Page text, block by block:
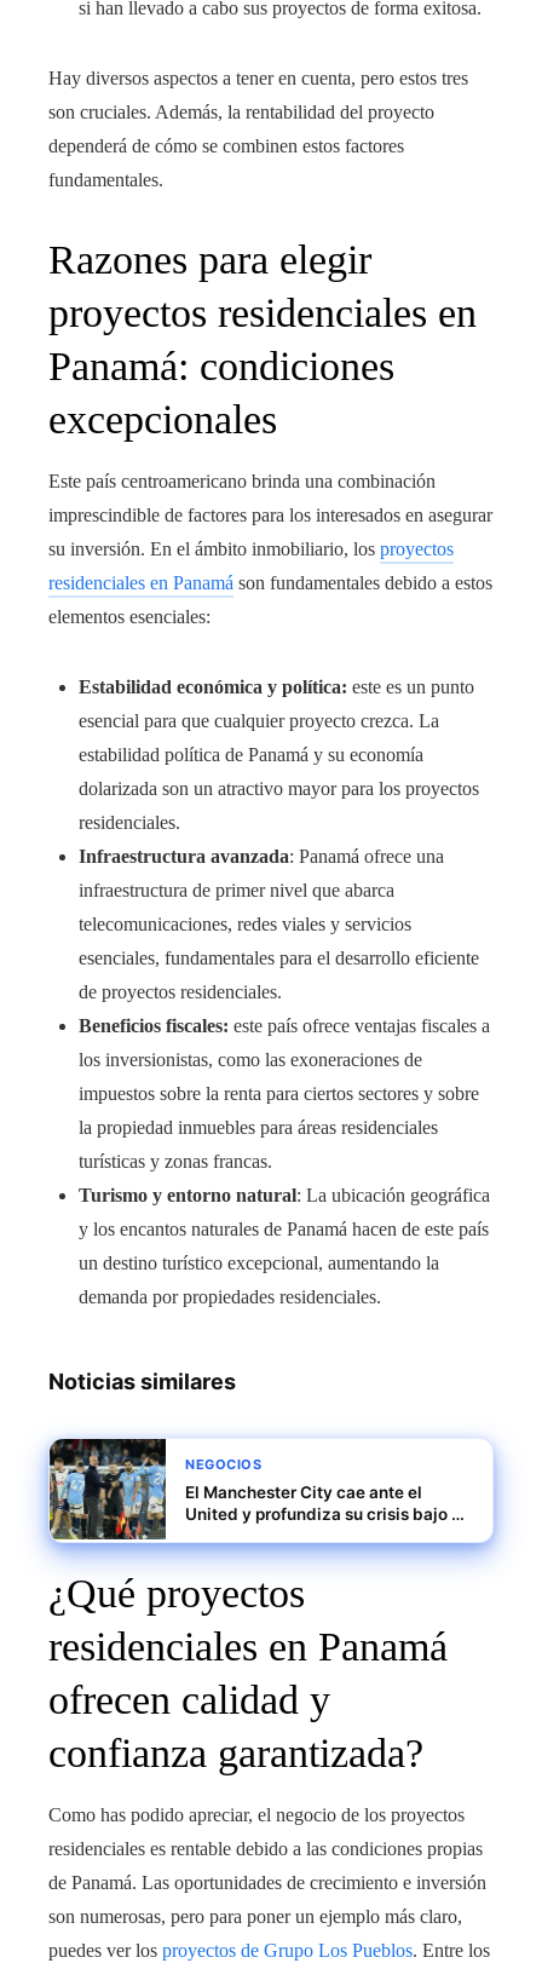
si han llevado a cabo sus proyectos de forma exitosa.
Hay diversos aspectos a tener en cuenta, pero estos tres
son cruciales. Además, la rentabilidad del proyecto
dependerá de cómo se combinen estos factores
fundamentales.
Razones para elegir
proyectos residenciales en
Panamá: condiciones
excepcionales
Este país centroamericano brinda una combinación
imprescindible de factores para los interesados en asegurar
su inversión. En el ámbito inmobiliario, los proyectos
residenciales en Panamá son fundamentales debido a estos
elementos esenciales:
Estabilidad económica y política: este es un punto
esencial para que cualquier proyecto crezca. La
estabilidad política de Panamá y su economía
dolarizada son un atractivo mayor para los proyectos
residenciales.
Infraestructura avanzada: Panamá ofrece una
infraestructura de primer nivel que abarca
telecomunicaciones, redes viales y servicios
esenciales, fundamentales para el desarrollo eficiente
de proyectos residenciales.
Beneficios fiscales: este país ofrece ventajas fiscales a
los inversionistas, como las exoneraciones de
impuestos sobre la renta para ciertos sectores y sobre
la propiedad inmuebles para áreas residenciales
turísticas y zonas francas.
Turismo y entorno natural: La ubicación geográfica
y los encantos naturales de Panamá hacen de este país
un destino turístico excepcional, aumentando la
demanda por propiedades residenciales.
Noticias similares
NEGOCIOS
El Manchester City cae ante el
United y profundiza su crisis bajo el
¿Qué proyectos
residenciales en Panamá
ofrecen calidad y
confianza garantizada?
Como has podido apreciar, el negocio de los proyectos
residenciales es rentable debido a las condiciones propias
de Panamá. Las oportunidades de crecimiento e inversión
son numerosas, pero para poner un ejemplo más claro,
puedes ver los proyectos de Grupo Los Pueblos. Entre los